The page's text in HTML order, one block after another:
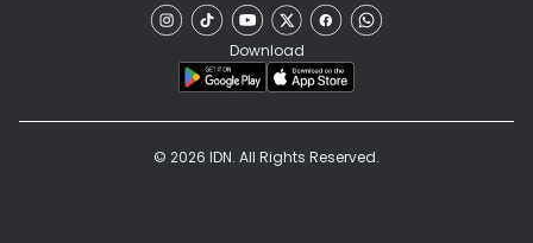
Download
© 2026 IDN. All Rights Reserved.